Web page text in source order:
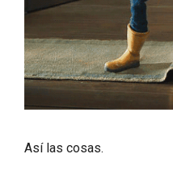
Así las cosas.